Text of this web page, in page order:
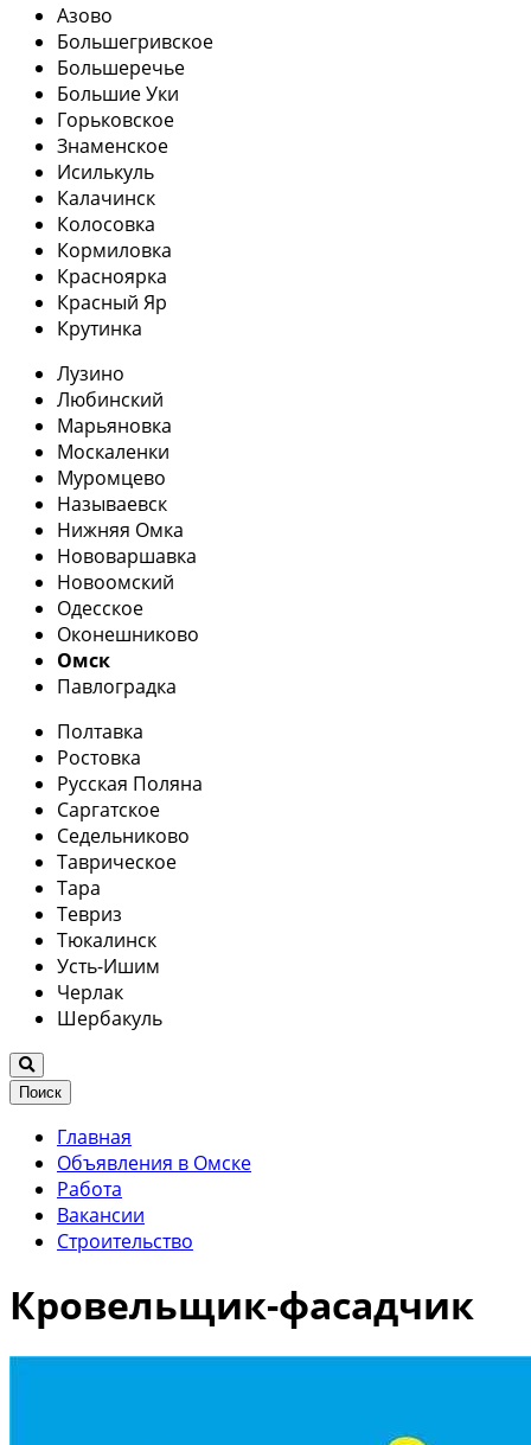
Азово
Большегривское
Большеречье
Большие Уки
Горьковское
Знаменское
Исилькуль
Калачинск
Колосовка
Кормиловка
Красноярка
Красный Яр
Крутинка
Лузино
Любинский
Марьяновка
Москаленки
Муромцево
Называевск
Нижняя Омка
Нововаршавка
Новоомский
Одесское
Оконешниково
Омск
Павлоградка
Полтавка
Ростовка
Русская Поляна
Саргатское
Седельниково
Таврическое
Тара
Тевриз
Тюкалинск
Усть-Ишим
Черлак
Шербакуль
Поиск
Главная
Объявления в Омске
Работа
Вакансии
Строительство
Кровельщик-фасадчик